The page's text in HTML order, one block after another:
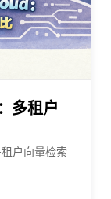
多租户
户向量检索